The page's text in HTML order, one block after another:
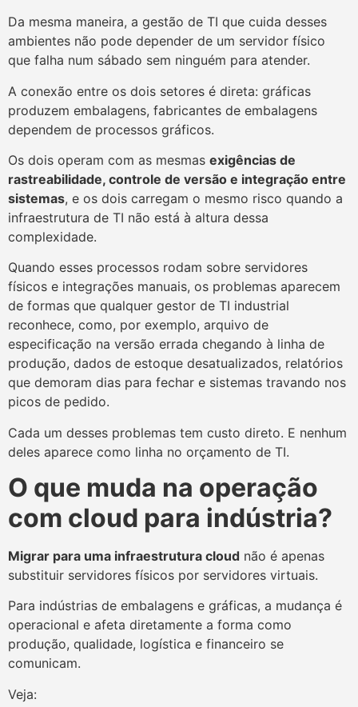
Da mesma maneira, a gestão de TI que cuida desses
ambientes não pode depender de um servidor físico
que falha num sábado sem ninguém para atender.
A conexão entre os dois setores é direta: gráficas
produzem embalagens, fabricantes de embalagens
dependem de processos gráficos.
Os dois operam com as mesmas exigências de
rastreabilidade, controle de versão e integração entre
sistemas, e os dois carregam o mesmo risco quando a
infraestrutura de TI não está à altura dessa
complexidade.
Quando esses processos rodam sobre servidores
físicos e integrações manuais, os problemas aparecem
de formas que qualquer gestor de TI industrial
reconhece, como, por exemplo, arquivo de
especificação na versão errada chegando à linha de
produção, dados de estoque desatualizados, relatórios
que demoram dias para fechar e sistemas travando nos
picos de pedido.
Cada um desses problemas tem custo direto. E nenhum
deles aparece como linha no orçamento de TI.
O que muda na operação
com cloud para indústria?
Migrar para uma infraestrutura cloud não é apenas
substituir servidores físicos por servidores virtuais.
Para indústrias de embalagens e gráficas, a mudança é
operacional e afeta diretamente a forma como
produção, qualidade, logística e financeiro se
comunicam.
Veja: